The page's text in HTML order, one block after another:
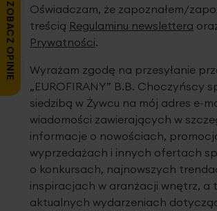
Oświadczam, że zapoznałem/
treścią Regulaminu newslettera
Prywatności.
Wyrażam zgodę na przesyłanie
„EUROFIRANY” B.B. Choczyńscy
siedzibą w Żywcu na mój adres e-
wiadomości zawierających w
informacje o nowościach,
wyprzedażach i innych ofertach
o konkursach, najnowszych
inspiracjach w aranżacji wnętrz, a
aktualnych wydarzeniach
ZOBACZ OPINIE